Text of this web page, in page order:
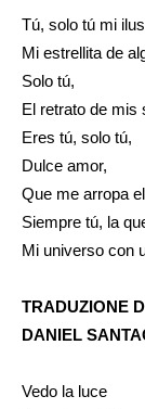
Tú, solo tú mi
Mi estrellita de
Solo tú,
El retrato de mis
Eres tú, solo tú,
Dulce amor,
Que me arropa
Siempre tú, la
Mi universo con
TRADUZIONE
DANIEL
Vedo la luce